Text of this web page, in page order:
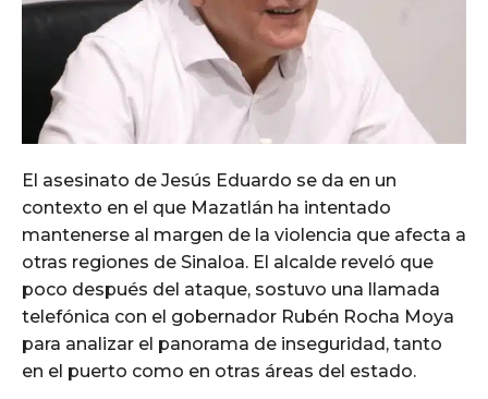
El asesinato de Jesús Eduardo se da en un
contexto en el que Mazatlán ha intentado
mantenerse al margen de la violencia que afecta a
otras regiones de Sinaloa. El alcalde reveló que
poco después del ataque, sostuvo una llamada
telefónica con el gobernador Rubén Rocha Moya
para analizar el panorama de inseguridad, tanto
en el puerto como en otras áreas del estado.